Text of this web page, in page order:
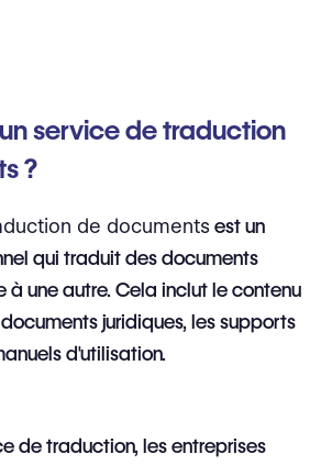
service de traduction
?
de documents est un
qui traduit des documents
à une autre. Cela inclut le contenu
juridiques, les supports
d'utilisation.
de traduction, les entreprises